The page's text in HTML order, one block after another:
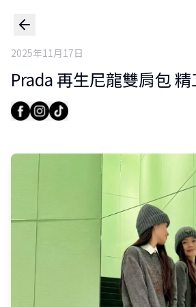
2025年11月17日
Prada 再生尼龍雙肩包 精